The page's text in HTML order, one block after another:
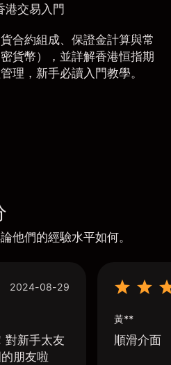
港交易入門
合約組成、保證金計算與常
貨幣），並詳解香港恒指期
理，新手必讀入門教學。
他們的經驗水平如何。
2024-08-29
對新手太友
朋友啦
黃**
順滑介面